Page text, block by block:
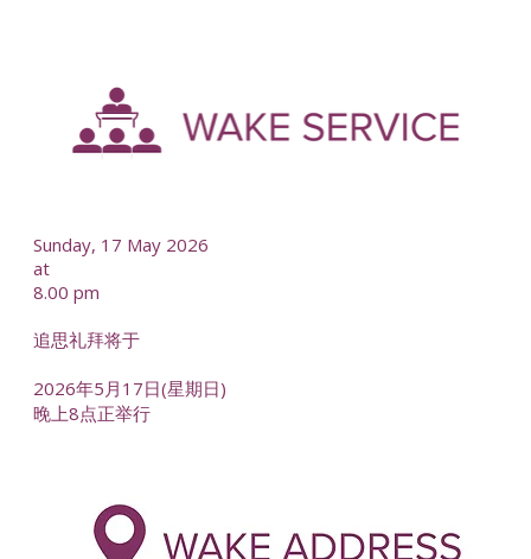
Sunday, 17 May 2026
at
8.00 pm
追思礼拜将于
2026年5月17日(星期日)
晚上8点正举行